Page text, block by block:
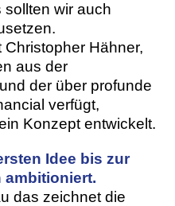
wir auch
Hähner,
aus der
der über profunde
verfügt,
Konzept entwickelt.
Idee bis zur
ambitioniert.
das zeichnet die